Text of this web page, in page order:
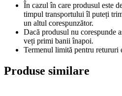
În cazul în care produsul este
timpul transportului îl puteți
un altul corespunzător.
Dacă produsul nu corespunde
veți primi banii înapoi.
Termenul limită pentru retururi
Produse similare